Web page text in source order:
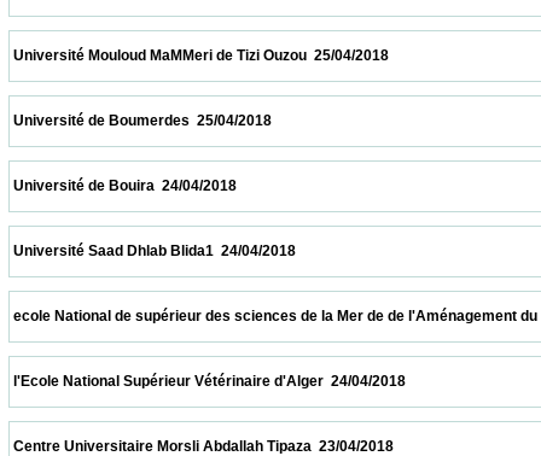
Université Mouloud MaMMeri de Tizi Ouzou  25/04/2018
Université de Boumerdes  25/04/2018
Université de Bouira  24/04/2018
Université Saad Dhlab Blida1  24/04/2018
ecole National de supérieur des sciences de la Mer de de
l'Ecole National Supérieur Vétérinaire d'Alger  24/04/2018
Centre Universitaire Morsli Abdallah Tipaza  23/04/2018